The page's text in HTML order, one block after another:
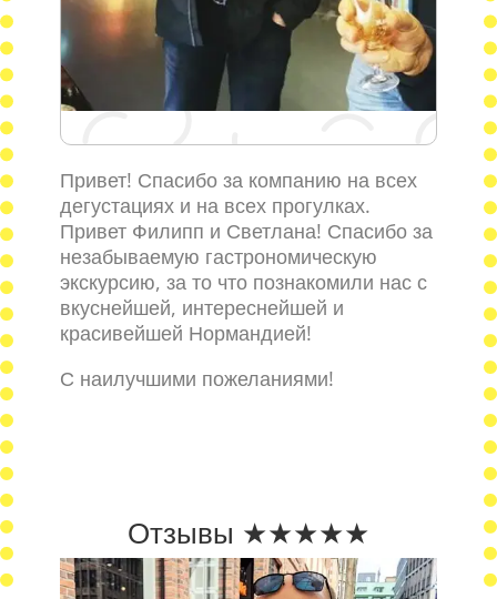
Привет! Спасибо за компанию на всех
дегустациях и на всех прогулках.
Привет Филипп и Светлана! Спасибо за
незабываемую гастрономическую
экскурсию, за то что познакомили нас с
вкуснейшей, интереснейшей и
красивейшей Нормандией!
С наилучшими пожеланиями!
Отзывы ★★★★★